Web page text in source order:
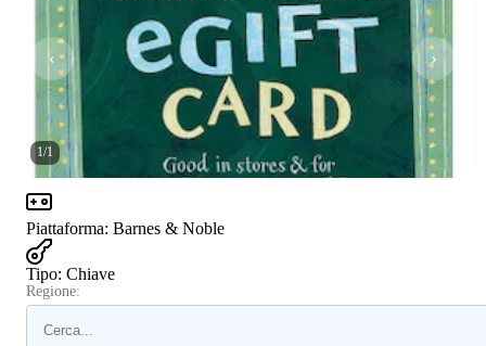
1/1
Piattaforma: Barnes & Noble
Tipo: Chiave
Regione: